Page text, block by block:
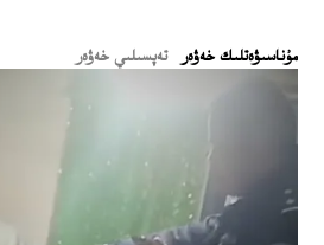
ﻣﯘﻧﺎﺳﯩﯟﻩﺗﻠﯩﻚ ﺧﻪﯞﻩﺭ تەپسىلىي خەۋەر